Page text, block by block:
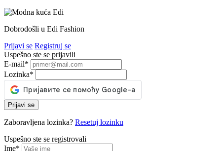
Dobrodošli u Edi Fashion
Prijavi se Registruj se
Uspešno ste se prijavili
E-mail*
Lozinka*
Prijavi se
Zaboravljena lozinka? Resetuj lozinku
Uspešno ste se registrovali
Ime*